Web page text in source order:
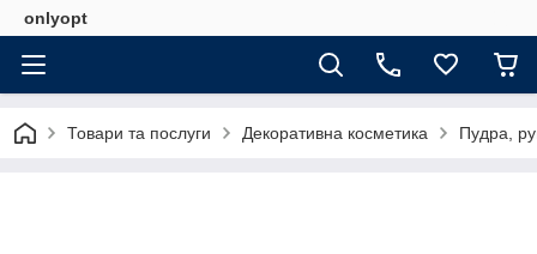
onlyopt
Товари та послуги Декоративна косметика Пудра,